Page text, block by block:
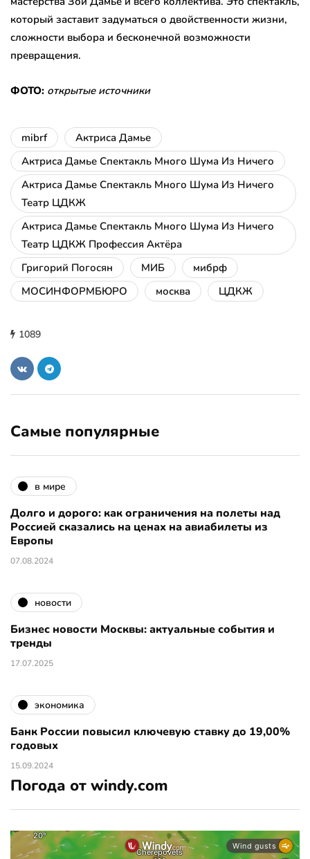
который заставит задуматься о двойственности жизни,
сложности выбора и бесконечной возможности
превращения.
ФОТО: открытые источники
mibrf
Актриса Дамье
Актриса Дамье Спектакль Много Шума Из Ничего
Актриса Дамье Спектакль Много Шума Из Ничего
Театр ЦДКЖ
Актриса Дамье Спектакль Много Шума Из Ничего
Театр ЦДКЖ Профессия Актёра
Григорий Погосян
МИБ
мибрф
МОСИНФОРМБЮРО
москва ЦДКЖ
1089
Самые популярные
в мире
Долго и дорого: как ограничения на полеты над
Россией сказались на ценах на авиабилеты из
Европы
07.08.2024
новости
Бизнес новости Москвы: актуальные события и
тренды
17.07.2025
экономика
Банк России повысил ключевую ставку до 19,00%
годовых
15.09.2024
Погода от windy.com